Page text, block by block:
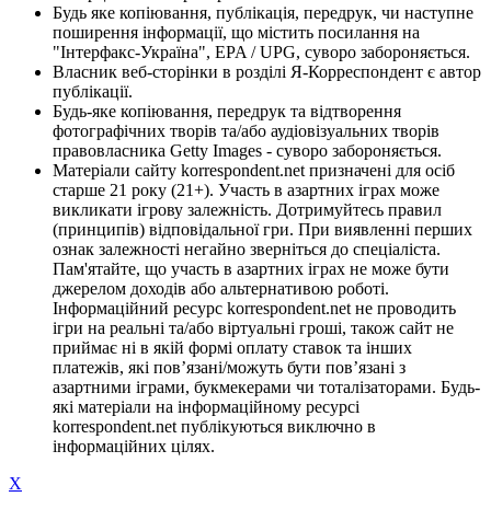
Будь яке копіювання, публікація, передрук, чи наступне
поширення інформації, що містить посилання на
"Інтерфакс-Україна", EPA / UPG, суворо забороняється.
Власник веб-сторінки в розділі Я-Корреспондент є автор
публікації.
Будь-яке копіювання, передрук та відтворення
фотографічних творів та/або аудіовізуальних творів
правовласника Getty Images - суворо забороняється.
Матеріали сайту korrespondent.net призначені для осіб
старше 21 року (21+). Участь в азартних іграх може
викликати ігрову залежність. Дотримуйтесь правил
(принципів) відповідальної гри. При виявленні перших
ознак залежності негайно зверніться до спеціаліста.
Пам'ятайте, що участь в азартних іграх не може бути
джерелом доходів або альтернативою роботі.
Інформаційний ресурс korrespondent.net не проводить
ігри на реальні та/або віртуальні гроші, також сайт не
приймає ні в якій формі оплату ставок та інших
платежів, які пов’язані/можуть бути пов’язані з
азартними іграми, букмекерами чи тоталізаторами. Будь-
які матеріали на інформаційному ресурсі
korrespondent.net публікуються виключно в
інформаційних цілях.
X